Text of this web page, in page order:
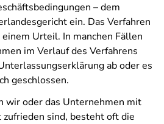
– dem
ein. Das Verfahren
Urteil. In manchen Fällen
im Verlauf des Verfahrens
ab oder es
geschlossen.
wir oder das Unternehmen mit
sind, besteht oft die